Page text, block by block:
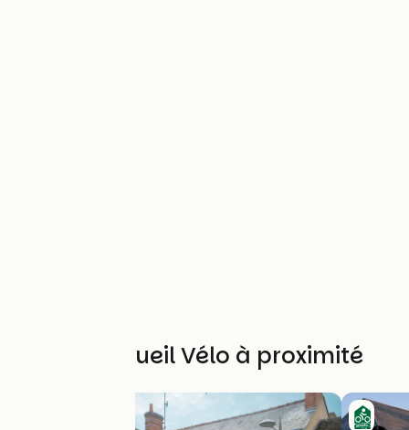
Autres Accueil Vélo à proximité